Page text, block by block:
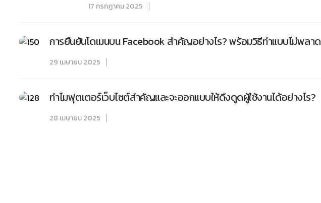
17 กรกฎาคม 2025
การยืนยันโดเมนบน Facebook สำคัญอย่างไร? พร้อมวิธีทำแบบไม่พลาด
29 เมษายน 2025
ทำไมฟุตเตอร์เว็บไซต์สำคัญและจะออกแบบให้ดึงดูดผู้ใช้งานได้อย่างไร?
28 เมษายน 2025